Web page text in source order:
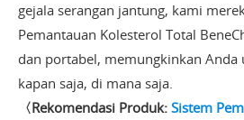
gejala serangan jantung, kami
Pemantauan Kolesterol Total
dan portabel, memungkinkan Anda
kapan saja, di mana saja.
〈Rekomendasi Produk: Sistem